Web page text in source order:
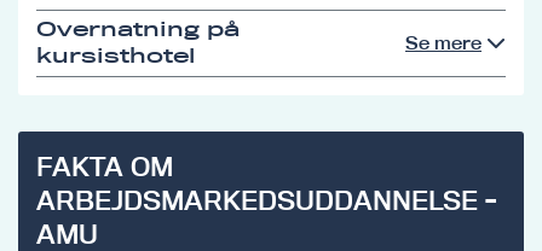
Overnatning på
kursisthotel
Se mere
FAKTA OM
ARBEJDSMARKEDSUDDANNELSE -
AMU